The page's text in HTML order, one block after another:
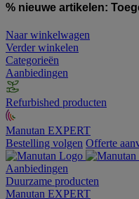
% nieuwe artikelen:
Naar winkelwagen
Verder winkelen
Categorieën
Aanbiedingen
Refurbished producten
Manutan EXPERT
Bestelling volgen Offerte
Aanbiedingen
Duurzame producten
Manutan EXPERT